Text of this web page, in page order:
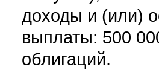
доходы и (или)
выплаты: 500
облигаций.